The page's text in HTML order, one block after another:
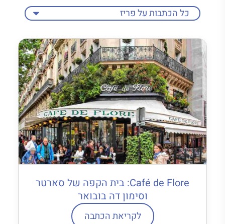
Café de Flore: בית הקפה של סארטר
וסימון דה בובואר
לקריאת הכתבה